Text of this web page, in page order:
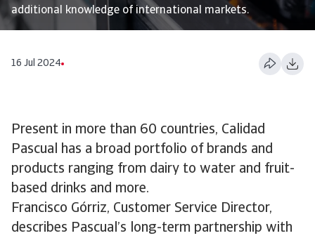
additional knowledge of international markets.
16 Jul 2024
Present in more than 60 countries, Calidad
Pascual has a broad portfolio of brands and
products ranging from dairy to water and fruit-
based drinks and more.
Francisco Górriz, Customer Service Director,
describes Pascual’s long-term partnership with